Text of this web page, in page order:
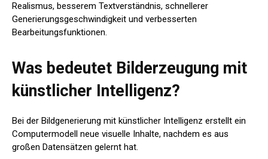
Realismus, besserem Textverständnis, schnellerer
Generierungsgeschwindigkeit und verbesserten
Bearbeitungsfunktionen.
Was bedeutet Bilderzeugung mit
künstlicher Intelligenz?
Bei der Bildgenerierung mit künstlicher Intelligenz erstellt ein
Computermodell neue visuelle Inhalte, nachdem es aus
großen Datensätzen gelernt hat.